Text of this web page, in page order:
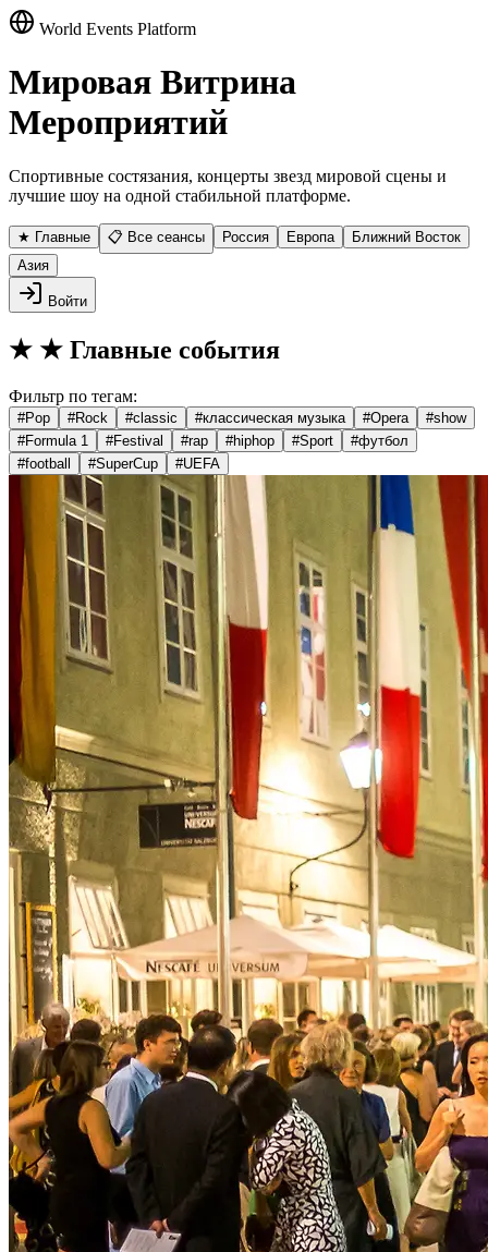
World Events Platform
Мировая Витрина
Мероприятий
Спортивные состязания, концерты звезд мировой сцены и
лучшие шоу на одной стабильной платформе.
★ Главные 📋 Все сеансы Россия Европа
Ближний Восток
Азия
Войти
★ ★ Главные события
Фильтр по тегам:
#Pop #Rock #classic #классическая музыка #Opera #show
#Formula 1 #Festival #rap #hiphop #Sport #футбол
#football #SuperCup #UEFA